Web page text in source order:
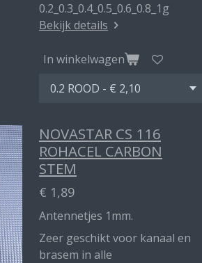
0.2_0.3_0.4_0.5_0.6_0.8_1g
Bekijk details
In winkelwagen
NOVASTAR CS 116
ROHACEL CARBON
STEM
€ 1,89
Antennetjes 1mm.
Zeer geschikt voor kanaal en
brasem in alle